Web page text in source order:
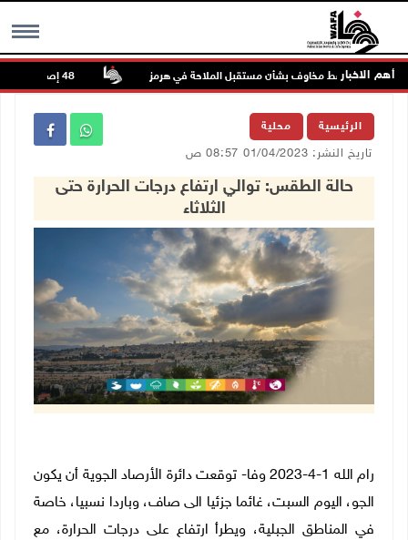
MENU أهم الاخبار
الصعود وسط مخاوف بشأن مستقبل الملاحة في هرمز
الرئيسية محلية
تاريخ النشر: 01/04/2023 08:57 ص
حالة الطقس: توالي ارتفاع درجات الحرارة حتى
الثلاثاء
رام الله 1-4-2023 وفا- توقعت دائرة الأرصاد الجوية أن يكون
الجو، اليوم السبت، غائما جزئيا الى صاف، وباردا نسبيا، خاصة
في المناطق الجبلية، ويطرأ ارتفاع على درجات الحرارة، مع